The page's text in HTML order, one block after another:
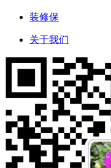
装修保
关于我们